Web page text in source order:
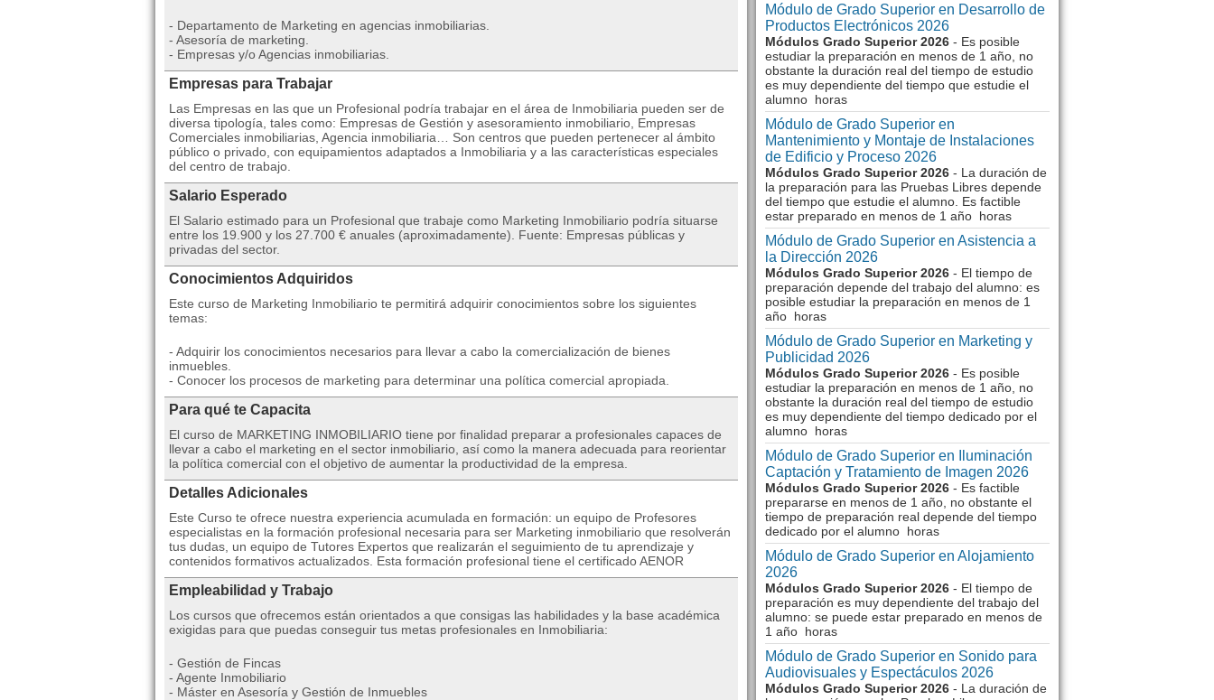
- Departamento de Marketing en agencias inmobiliarias.
- Asesoría de marketing.
- Empresas y/o Agencias inmobiliarias.
Empresas para Trabajar
Las Empresas en las que un Profesional podría trabajar en el área de Inmobiliaria pueden ser de
diversa tipología, tales como: Empresas de Gestión y asesoramiento inmobiliario, Empresas
Comerciales inmobiliarias, Agencia inmobiliaria… Son centros que pueden pertenecer al ámbito
público o privado, con equipamientos adaptados a Inmobiliaria y a las características especiales
del centro de trabajo.
Salario Esperado
El Salario estimado para un Profesional que trabaje como Marketing Inmobiliario podría situarse
entre los 19.900 y los 27.700 € anuales (aproximadamente). Fuente: Empresas públicas y
privadas del sector.
Conocimientos Adquiridos
Este curso de Marketing Inmobiliario te permitirá adquirir conocimientos sobre los siguientes
temas:
- Adquirir los conocimientos necesarios para llevar a cabo la comercialización de bienes
inmuebles.
- Conocer los procesos de marketing para determinar una política comercial apropiada.
Para qué te Capacita
El curso de MARKETING INMOBILIARIO tiene por finalidad preparar a profesionales capaces de
llevar a cabo el marketing en el sector inmobiliario, así como la manera adecuada para reorientar
la política comercial con el objetivo de aumentar la productividad de la empresa.
Detalles Adicionales
Este Curso te ofrece nuestra experiencia acumulada en formación: un equipo de Profesores
especialistas en la formación profesional necesaria para ser Marketing inmobiliario que resolverán
tus dudas, un equipo de Tutores Expertos que realizarán el seguimiento de tu aprendizaje y
contenidos formativos actualizados. Esta formación profesional tiene el certificado AENOR
Empleabilidad y Trabajo
Los cursos que ofrecemos están orientados a que consigas las habilidades y la base académica
exigidas para que puedas conseguir tus metas profesionales en Inmobiliaria:
- Gestión de Fincas
- Agente Inmobiliario
- Máster en Asesoría y Gestión de Inmuebles
Módulo de Grado Superior en Desarrollo de
Productos Electrónicos 2026
Módulos Grado Superior 2026 - Es posible
estudiar la preparación en menos de 1 año, no
obstante la duración real del tiempo de estudio
es muy dependiente del tiempo que estudie el
alumno horas
Módulo de Grado Superior en
Mantenimiento y Montaje de Instalaciones
de Edificio y Proceso 2026
Módulos Grado Superior 2026 - La duración de
la preparación para las Pruebas Libres depende
del tiempo que estudie el alumno. Es factible
estar preparado en menos de 1 año horas
Módulo de Grado Superior en Asistencia a
la Dirección 2026
Módulos Grado Superior 2026 - El tiempo de
preparación depende del trabajo del alumno: es
posible estudiar la preparación en menos de 1
año horas
Módulo de Grado Superior en Marketing y
Publicidad 2026
Módulos Grado Superior 2026 - Es posible
estudiar la preparación en menos de 1 año, no
obstante la duración real del tiempo de estudio
es muy dependiente del tiempo dedicado por el
alumno horas
Módulo de Grado Superior en Iluminación
Captación y Tratamiento de Imagen 2026
Módulos Grado Superior 2026 - Es factible
prepararse en menos de 1 año, no obstante el
tiempo de preparación real depende del tiempo
dedicado por el alumno horas
Módulo de Grado Superior en Alojamiento
2026
Módulos Grado Superior 2026 - El tiempo de
preparación es muy dependiente del trabajo del
alumno: se puede estar preparado en menos de
1 año horas
Módulo de Grado Superior en Sonido para
Audiovisuales y Espectáculos 2026
Módulos Grado Superior 2026 - La duración de